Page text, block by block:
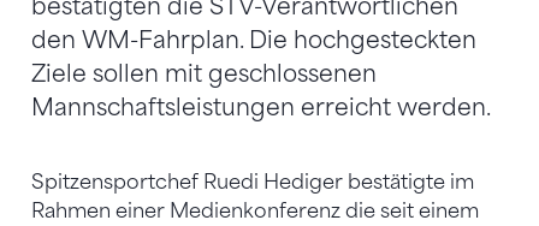
bestätigten die STV-Verantwortlichen
den WM-Fahrplan. Die hochgesteckten
Ziele sollen mit geschlossenen
Mannschaftsleistungen erreicht werden.
Spitzensportchef Ruedi Hediger bestätigte im
Rahmen einer Medienkonferenz die seit einem